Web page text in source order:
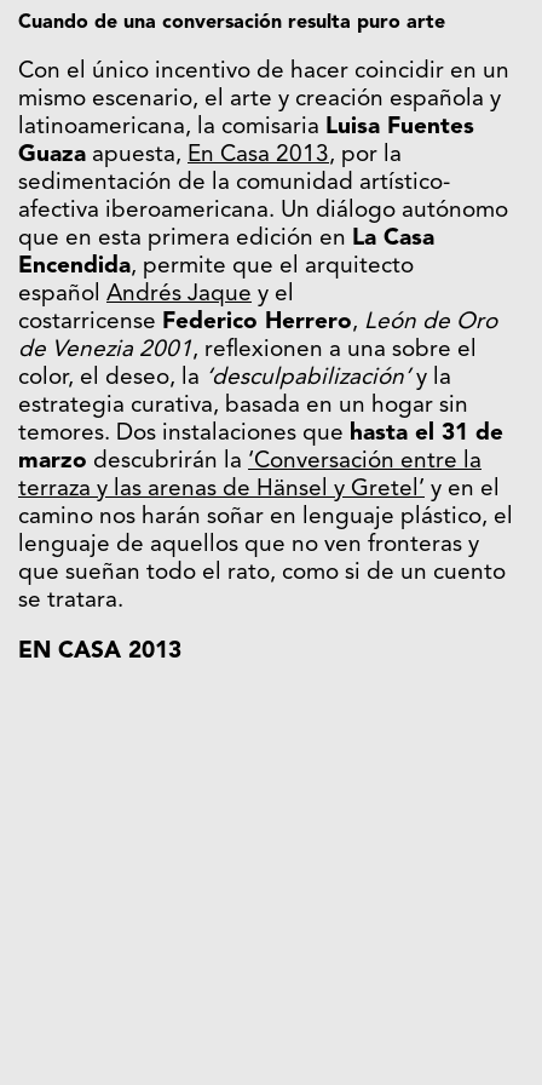
Cuando de una conversación resulta puro arte
Con el único incentivo de hacer coincidir en un
mismo escenario, el arte y creación española y
latinoamericana, la comisaria Luisa Fuentes
Guaza apuesta, En Casa 2013, por la
sedimentación de la comunidad artístico-
afectiva iberoamericana. Un diálogo autónomo
que en esta primera edición en La Casa
Encendida, permite que el arquitecto
español Andrés Jaque y el
costarricense Federico Herrero, León de Oro
de Venezia 2001, reflexionen a una sobre el
color, el deseo, la ‘desculpabilización’y la
estrategia curativa, basada en un hogar sin
temores. Dos instalaciones que hasta el 31 de
marzo descubrirán la ‘Conversación entre la
terraza y las arenas de Hänsel y Gretel’ y en el
camino nos harán soñar en lenguaje plástico, el
lenguaje de aquellos que no ven fronteras y
que sueñan todo el rato, como si de un cuento
se tratara.
EN CASA 2013